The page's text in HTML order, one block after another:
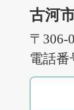
古河
〒306-
電話番